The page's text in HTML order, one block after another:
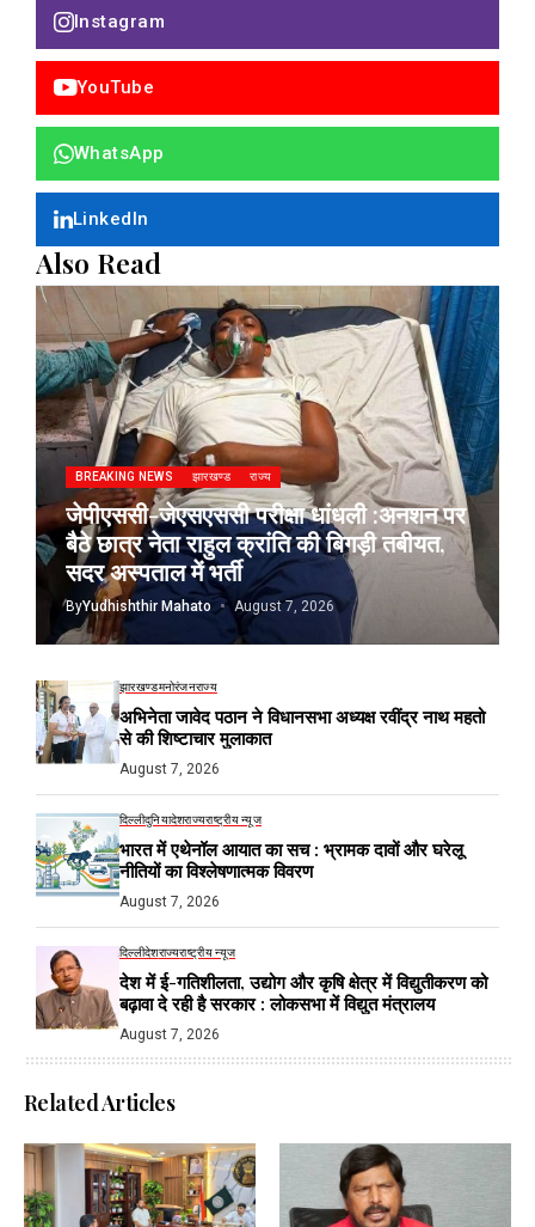
Instagram
YouTube
WhatsApp
LinkedIn
Also Read
BREAKING NEWS झारखण्ड राज्य
जेपीएससी-जेएसएससी परीक्षा धांधली :अनशन पर
बैठे छात्र नेता राहुल क्रांति की बिगड़ी तबीयत,
सदर अस्पताल में भर्ती
ByYudhishthir Mahato August 7, 2026
झारखण्डमनोरंजनराज्य
अभिनेता जावेद पठान ने विधानसभा अध्यक्ष रवींद्र नाथ महतो
से की शिष्टाचार मुलाकात
August 7, 2026
दिल्लीदुनियादेशराज्यराष्ट्रीय न्यूज
भारत में एथेनॉल आयात का सच : भ्रामक दावों और घरेलू
नीतियों का विश्लेषणात्मक विवरण
August 7, 2026
दिल्लीदेशराज्यराष्ट्रीय न्यूज
देश में ई-गतिशीलता, उद्योग और कृषि क्षेत्र में विद्युतीकरण को
बढ़ावा दे रही है सरकार : लोकसभा में विद्युत मंत्रालय
August 7, 2026
Related Articles